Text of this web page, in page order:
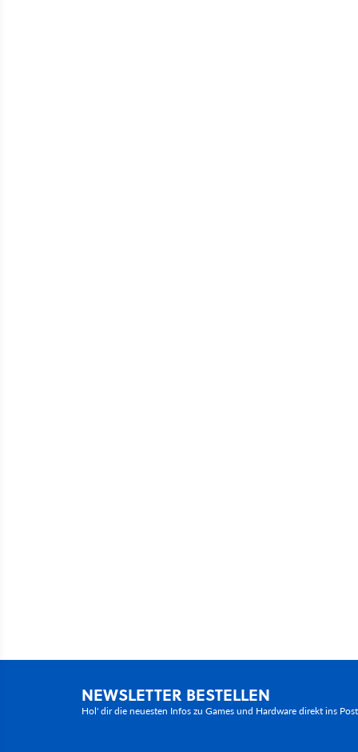
NEWSLETTER BESTELLEN
Hol' dir die neuesten Infos zu Games und Hardware direkt ins